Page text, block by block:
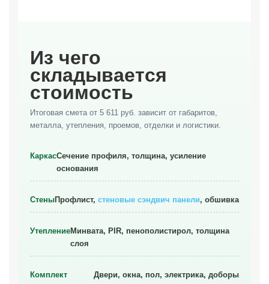
Из чего
складывается
стоимость
Итоговая смета от 5 611 руб. зависит от габаритов,
металла, утепления, проемов, отделки и логистики.
КаркасСечение профиля, толщина, усиление
основания
СтеныПрофлист, стеновые сэндвич панели, обшивка
УтеплениеМинвата, PIR, пенополистирол, толщина
слоя
Комплект Двери, окна, пол, электрика, доборы